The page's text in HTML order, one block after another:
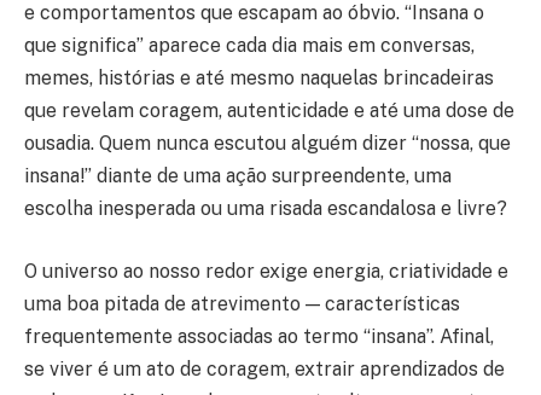
e comportamentos que escapam ao óbvio. “Insana o
que significa” aparece cada dia mais em conversas,
memes, histórias e até mesmo naquelas brincadeiras
que revelam coragem, autenticidade e até uma dose de
ousadia. Quem nunca escutou alguém dizer “nossa, que
insana!” diante de uma ação surpreendente, uma
escolha inesperada ou uma risada escandalosa e livre?
O universo ao nosso redor exige energia, criatividade e
uma boa pitada de atrevimento — características
frequentemente associadas ao termo “insana”. Afinal,
se viver é um ato de coragem, extrair aprendizados de